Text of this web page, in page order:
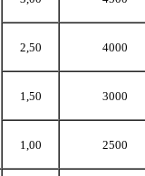
2,50 4000
1,50 3000
1,00 2500